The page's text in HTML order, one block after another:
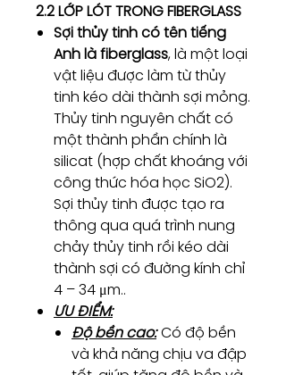
2.2 LỚP LÓT TRONG FIBERGLASS
Sợi thủy tinh có tên tiếng
Anh là fiberglass, là một loại
vật liệu được làm từ thủy
tinh kéo dài thành sợi mỏng.
Thủy tinh nguyên chất có
một thành phần chính là
silicat (hợp chất khoáng với
công thức hóa học SiO2).
Sợi thủy tinh được tạo ra
thông qua quá trình nung
chảy thủy tinh rồi kéo dài
thành sợi có đường kính chỉ
4 – 34 μm..
ƯU ĐIỂM:
Độ bền cao:Có độ bền
và khả năng chịu va đập